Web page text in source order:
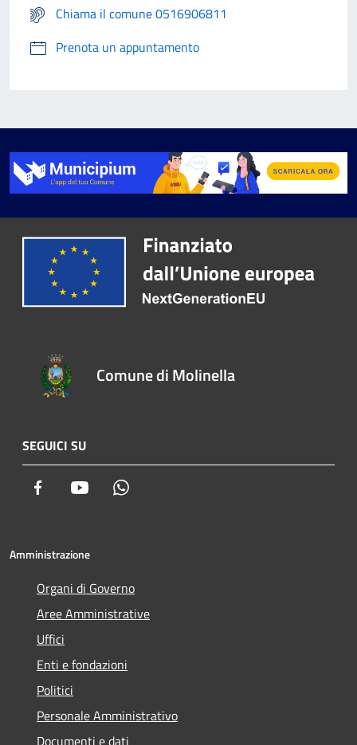
Chiama il comune 0516906811
Prenota un appuntamento
Comune di Molinella
SEGUICI SU
Facebook Youtube
Amministrazione
Organi di Governo
Aree Amministrative
Uffici
Enti e fondazioni
Politici
Personale Amministrativo